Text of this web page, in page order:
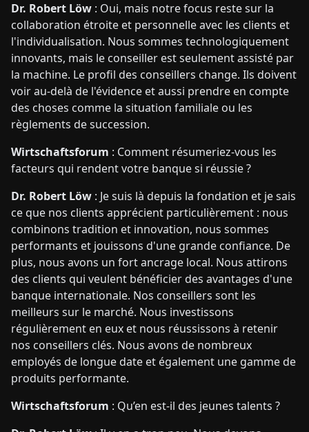
Dr. Robert Löw : Oui, mais notre focus reste sur la
collaboration étroite et personnelle avec les clients et
l'individualisation. Nous sommes technologiquement
innovants, mais le conseiller est seulement assisté par
la machine. Le profil des conseillers change. Ils doivent
voir au-delà de l'évidence et aussi prendre en compte
des choses comme la situation familiale ou les
règlements de succession.
Wirtschaftsforum : Comment résumeriez-vous les
facteurs qui rendent votre banque si réussie ?
Dr. Robert Löw : Je suis là depuis la fondation et je sais
ce que nos clients apprécient particulièrement : nous
combinons tradition et innovation, nous sommes
performants et jouissons d'une grande confiance. De
plus, nous avons un fort ancrage local. Nous attirons
des clients qui veulent bénéficier des avantages d'une
banque internationale. Nos conseillers sont les
meilleurs sur le marché. Nous investissons
régulièrement en eux et nous réussissons à retenir
nos conseillers clés. Nous avons de nombreux
employés de longue date et également une gamme de
produits performante.
Wirtschaftsforum : Qu’en est-il des jeunes talents ?